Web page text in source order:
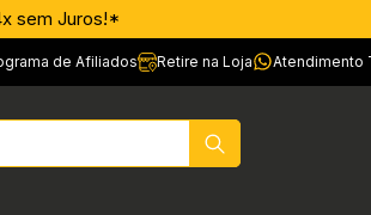
sem Juros!*
de Afiliados Retire na Loja Atendimento